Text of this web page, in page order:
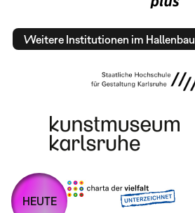
Weitere Institutionen im Hallenbau
HEUTE